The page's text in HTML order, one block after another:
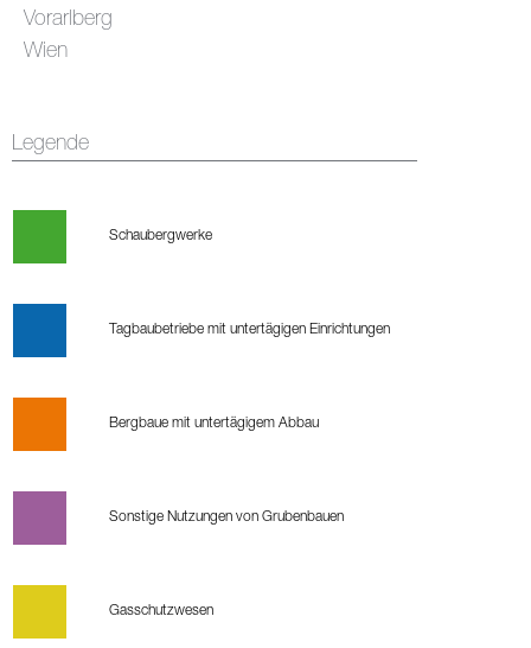
Vorarlberg
Wien
Legende
Schaubergwerke
Tagbaubetriebe mit untertägigen Einrichtungen
Bergbaue mit untertägigem Abbau
Sonstige Nutzungen von Grubenbauen
Gasschutzwesen